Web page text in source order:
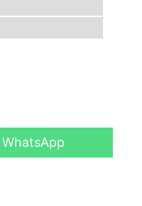
Share
on
WhatsApp